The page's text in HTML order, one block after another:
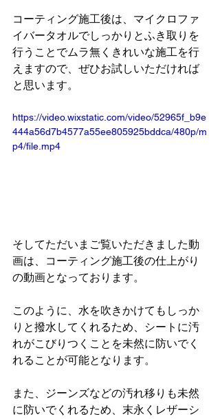
コーティング施工後は、マイクロファ
イバータオルでしっかりとふき取りを
行うことでムラ無くきれいな施工を行
えますので、ぜひお試しいただければ
と思います。
https://video.wixstatic.com/video/52965f_b9e
444a56d7b4577a55ee805925bddca/480p/m
p4/file.mp4
そしてただいまご覧いただきました動
画は、コーティング施工後の仕上がり
の動画となっております。
このように、水を吹きかけてもしっか
りと撥水してくれるため、シートに汚
れがこびりつくことを未然に防いでく
れることが可能となります。
また、ジーンズなどの汚れ移りも未然
に防いでくれるため、末永くレザーシ